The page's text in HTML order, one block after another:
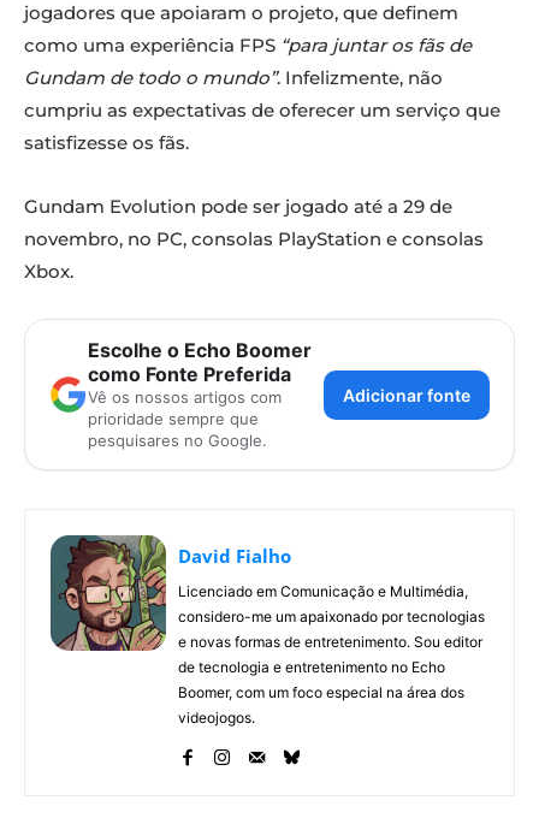
jogadores que apoiaram o projeto, que definem
como uma experiência FPS “para juntar os fãs de
Gundam de todo o mundo”. Infelizmente, não
cumpriu as expectativas de oferecer um serviço que
satisfizesse os fãs.
Gundam Evolution pode ser jogado até a 29 de
novembro, no PC, consolas PlayStation e consolas
Xbox.
Escolhe o Echo Boomer
como Fonte Preferida
Vê os nossos artigos com
prioridade sempre que
pesquisares no Google.
Adicionar fonte
David Fialho
Licenciado em Comunicação e Multimédia,
considero-me um apaixonado por tecnologias
e novas formas de entretenimento. Sou editor
de tecnologia e entretenimento no Echo
Boomer, com um foco especial na área dos
videojogos.